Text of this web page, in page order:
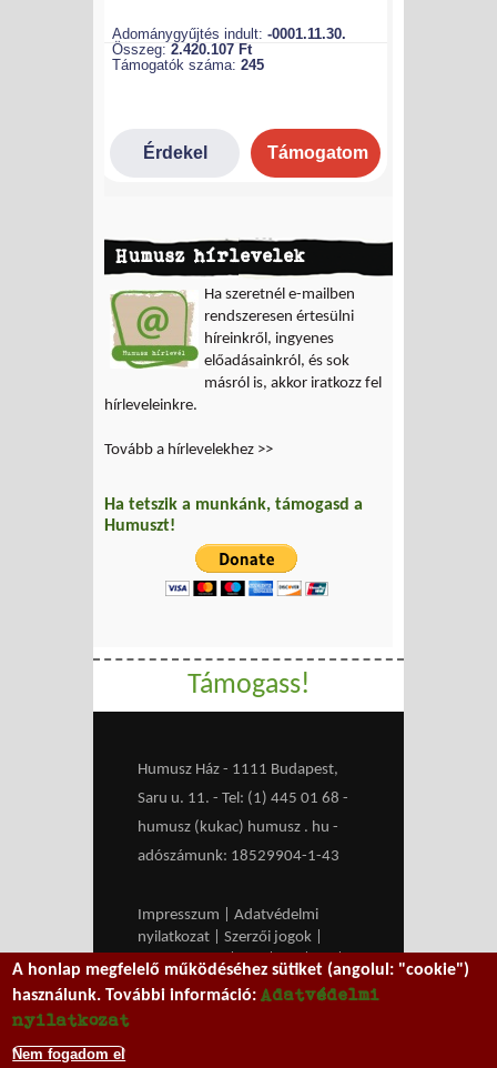
Humusz hírlevelek
Ha szeretnél e-mailben
rendszeresen értesülni
híreinkről, ingyenes
előadásainkról, és sok
másról is, akkor iratkozz fel
hírleveleinkre.
Tovább a hírlevelekhez >>
Ha tetszik a munkánk, támogasd a
Humuszt!
Támogass!
Humusz Ház - 1111 Budapest,
Saru u. 11. - Tel: (1) 445 01 68 -
humusz (kukac) humusz . hu -
adószámunk: 18529904-1-43
Impresszum
Adatvédelmi
nyilatkozat
Szerzői jogok
Médiaajánlat
RSS HU| EN
A honlap megfelelő működéséhez sütiket (angolul: "cookie")
használunk. További információ:Adatvédelmi
nyilatkozat
Nem fogadom el